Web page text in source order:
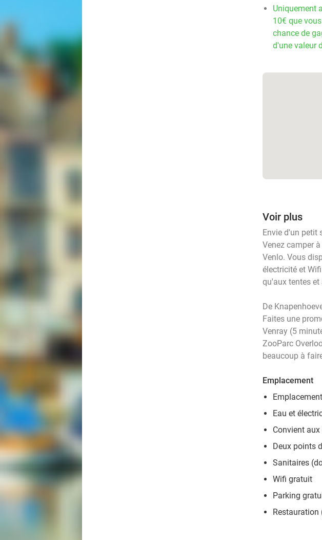
Uniquement
10€ que
chance de
d'une valeur
Voir plus
Envie d'un petit
Venez camper
Venlo. Vous
électricité et
qu'aux tentes et
De
Faites une
Venray (5
ZooParc
beaucoup à
Emplacement
Eau et
Convient
Deux points
Sanitaires
Wifi gratuit
Parking
Restauration